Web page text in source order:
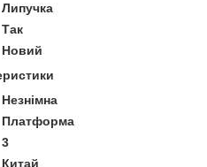
Липучка
Так
Новий
Незнімна
Платформа
3
Китай